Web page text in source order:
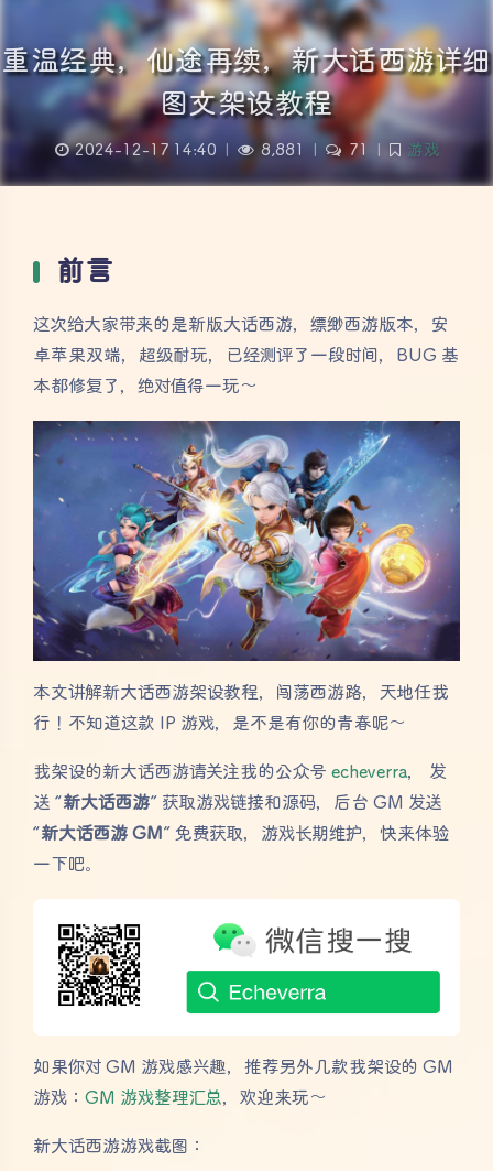
重温经典，仙途再续，新大话西游详细
图文架设教程
2024-12-17 14:40 8,881 71 游戏
前言
这次给大家带来的是新版大话西游，缥缈西游版本，安
卓苹果双端，超级耐玩，已经测评了一段时间，BUG 基
本都修复了，绝对值得一玩～
本文讲解新大话西游架设教程，闯荡西游路，天地任我
行！不知道这款 IP 游戏，是不是有你的青春呢～
我架设的新大话西游请关注我的公众号 echeverra， 发
送 “新大话西游” 获取游戏链接和源码，后台 GM 发送
“新大话西游 GM” 免费获取，游戏长期维护，快来体验
一下吧。
如果你对 GM 游戏感兴趣，推荐另外几款我架设的 GM
游戏： GM 游戏整理汇总，欢迎来玩～
新大话西游游戏截图：